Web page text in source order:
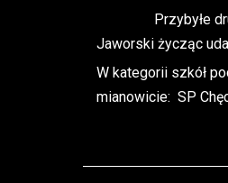
Przybyłe
Jaworski życząc
W kategorii szkół
mianowicie: SP